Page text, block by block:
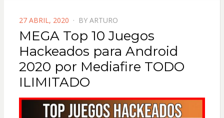
POSTED
ON
27 ABRIL, 2020 BY ARTURO
MEGA Top 10 Juegos
Hackeados para Android
2020 por Mediafire TODO
ILIMITADO